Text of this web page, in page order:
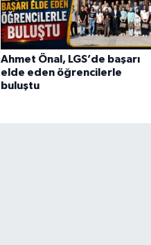
Ahmet Önal, LGS’de başarı
elde eden öğrencilerle
buluştu